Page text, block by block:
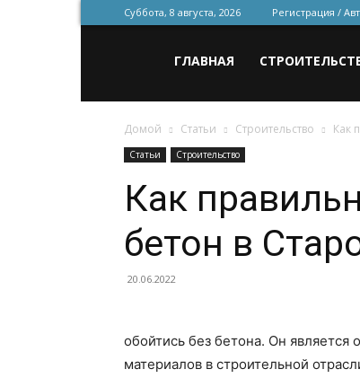
Суббота, 8 августа, 2026 Регистрация /
для
строительства
и
ремонта
ГЛАВНАЯ
Домой Статьи Строительство Как
Статьи Строительство
Как
бетон в
20.06.2022
обойтись без бетона. Он
материалов в строительной